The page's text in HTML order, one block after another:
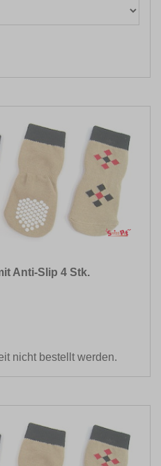
Anti-Slip 4 Stk.
nicht bestellt werden.